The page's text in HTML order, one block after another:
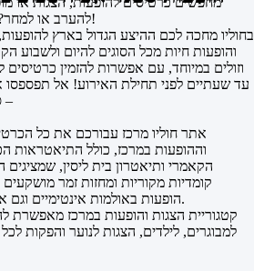
להערב או למחר? וואלה, הגעתם למקום הנכון!
בחוליו מחכה לכם ההיצע הגדול בארץ
והופעות חיות מכל הסוגים להיום ולשבוע
וזולים במיוחד, עם אפשרות להזמין כרטיסים
עד שעתיים לפני תחילת האירוע! אל
–
אתר חוליו מרכז עבורכם את כל
וההופעות במרכז, כולל התיאטראות
הקאמרי ותיאטרון בית ליסין,
קומדיות מקוריות ומחזות זמר
הופעות באולמות אינטימיים וגם אירועים גדולים באוויר הפתוח.
קטגוריית הצגות והופעות במרכז מאפשרת
למבוגרים, לילדים, הצגות לנוער והפקות